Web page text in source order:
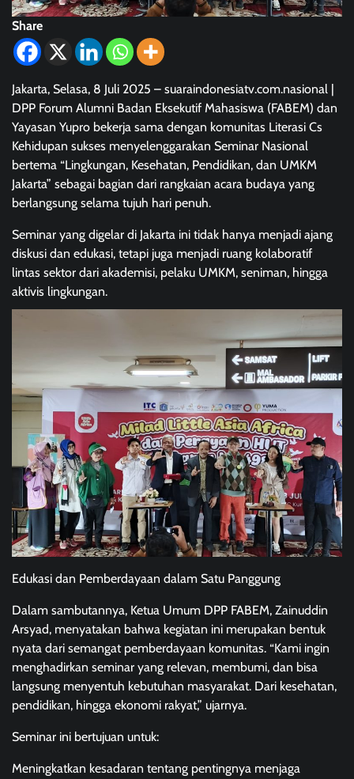
Share
Jakarta, Selasa, 8 Juli 2025 – suaraindonesiatv.com.nasional |
DPP Forum Alumni Badan Eksekutif Mahasiswa (FABEM) dan
Yayasan Yupro bekerja sama dengan komunitas Literasi Cs
Kehidupan sukses menyelenggarakan Seminar Nasional
bertema “Lingkungan, Kesehatan, Pendidikan, dan UMKM
Jakarta” sebagai bagian dari rangkaian acara budaya yang
berlangsung selama tujuh hari penuh.
Seminar yang digelar di Jakarta ini tidak hanya menjadi ajang
diskusi dan edukasi, tetapi juga menjadi ruang kolaboratif
lintas sektor dari akademisi, pelaku UMKM, seniman, hingga
aktivis lingkungan.
Edukasi dan Pemberdayaan dalam Satu Panggung
Dalam sambutannya, Ketua Umum DPP FABEM, Zainuddin
Arsyad, menyatakan bahwa kegiatan ini merupakan bentuk
nyata dari semangat pemberdayaan komunitas. “Kami ingin
menghadirkan seminar yang relevan, membumi, dan bisa
langsung menyentuh kebutuhan masyarakat. Dari kesehatan,
pendidikan, hingga ekonomi rakyat,” ujarnya.
Seminar ini bertujuan untuk:
Meningkatkan kesadaran tentang pentingnya menjaga